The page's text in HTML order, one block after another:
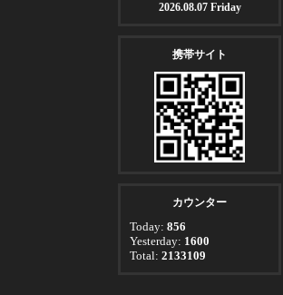
2026.08.07 Friday
携帯サイト
カウンター
Today: 856
Yesterday: 1600
Total: 2133109